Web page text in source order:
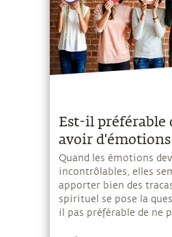
Est-il préférable
avoir d'émotions
Quand les émotions
incontrôlables, elles
apporter bien des
spirituel se pose la
il pas préférable de ne